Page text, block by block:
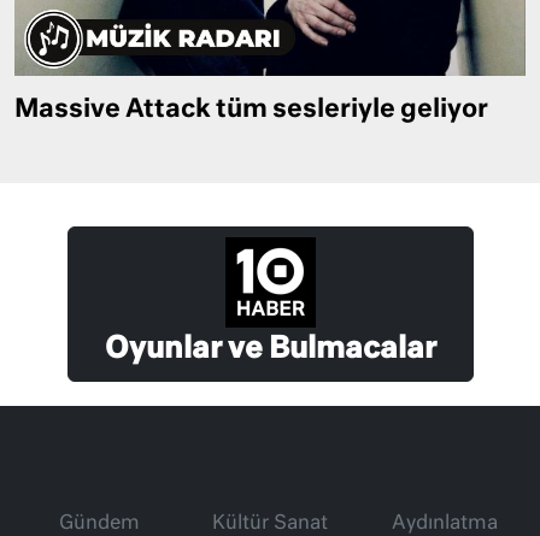
Massive Attack tüm sesleriyle geliyor
Oyunlar ve Bulmacalar
Gündem
Kültür Sanat
Aydınlatma